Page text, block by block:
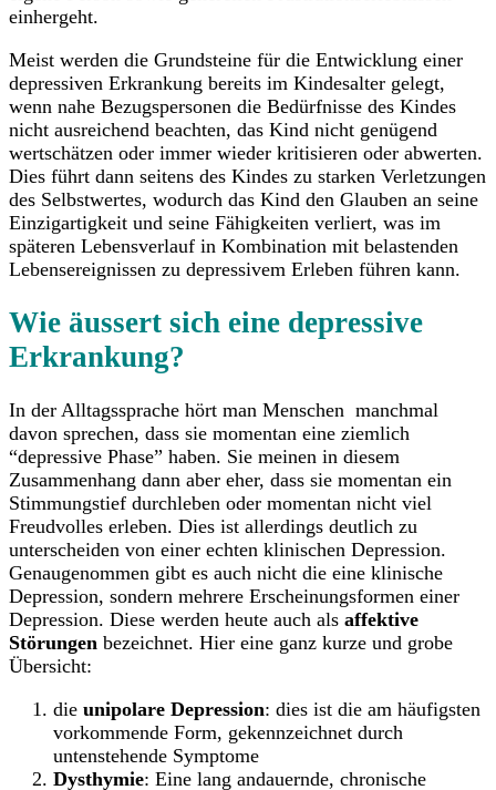
einhergeht.
Meist werden die Grundsteine für die Entwicklung einer
depressiven Erkrankung bereits im Kindesalter gelegt,
wenn nahe Bezugspersonen die Bedürfnisse des Kindes
nicht ausreichend beachten, das Kind nicht genügend
wertschätzen oder immer wieder kritisieren oder abwerten.
Dies führt dann seitens des Kindes zu starken Verletzungen
des Selbstwertes, wodurch das Kind den Glauben an seine
Einzigartigkeit und seine Fähigkeiten verliert, was im
späteren Lebensverlauf in Kombination mit belastenden
Lebensereignissen zu depressivem Erleben führen kann.
Wie äussert sich eine depressive
Erkrankung?
In der Alltagssprache hört man Menschen manchmal
davon sprechen, dass sie momentan eine ziemlich
“depressive Phase” haben. Sie meinen in diesem
Zusammenhang dann aber eher, dass sie momentan ein
Stimmungstief durchleben oder momentan nicht viel
Freudvolles erleben. Dies ist allerdings deutlich zu
unterscheiden von einer echten klinischen Depression.
Genaugenommen gibt es auch nicht die eine klinische
Depression, sondern mehrere Erscheinungsformen einer
Depression. Diese werden heute auch als affektive
Störungen bezeichnet. Hier eine ganz kurze und grobe
Übersicht:
die unipolare Depression: dies ist die am häufigsten
vorkommende Form, gekennzeichnet durch
untenstehende Symptome
Dysthymie: Eine lang andauernde, chronische